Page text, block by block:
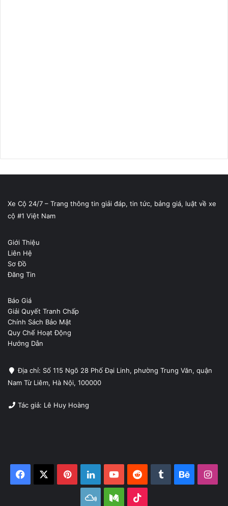
Xe Cộ 24/7 – Trang thông tin giải đáp, tin tức, bảng giá, luật về xe
cộ #1 Việt Nam
Giới Thiệu
Liên Hệ
Sơ Đồ
Đăng Tin
Báo Giá
Giải Quyết Tranh Chấp
Chính Sách Bảo Mật
Quy Chế Hoạt Động
Hướng Dẫn
Địa chỉ: Số 115 Ngõ 28 Phố Đại Linh, phường Trung Văn, quận
Nam Từ Liêm, Hà Nội, 100000
Tác giả: Lê Huy Hoàng
Facebook PinterestLinkedInYouTubeRedditTumblrBehance
Mixcloud
Medium